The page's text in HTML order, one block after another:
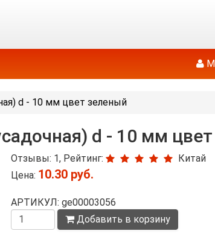
d - 10 мм цвет зеленый
d - 10 мм
Отзывы: 1, Рейтинг:
Китай
Цена: 10.30 руб.
АРТИКУЛ: ge00003056
Количество
Добавить в корзину